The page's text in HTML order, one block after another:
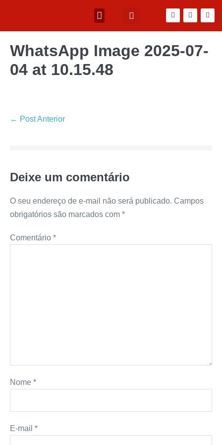
WhatsApp Image 2025-07-
04 at 10.15.48
← Post Anterior
Deixe um comentário
O seu endereço de e-mail não será publicado. Campos
obrigatórios são marcados com *
Comentário *
Nome *
E-mail *